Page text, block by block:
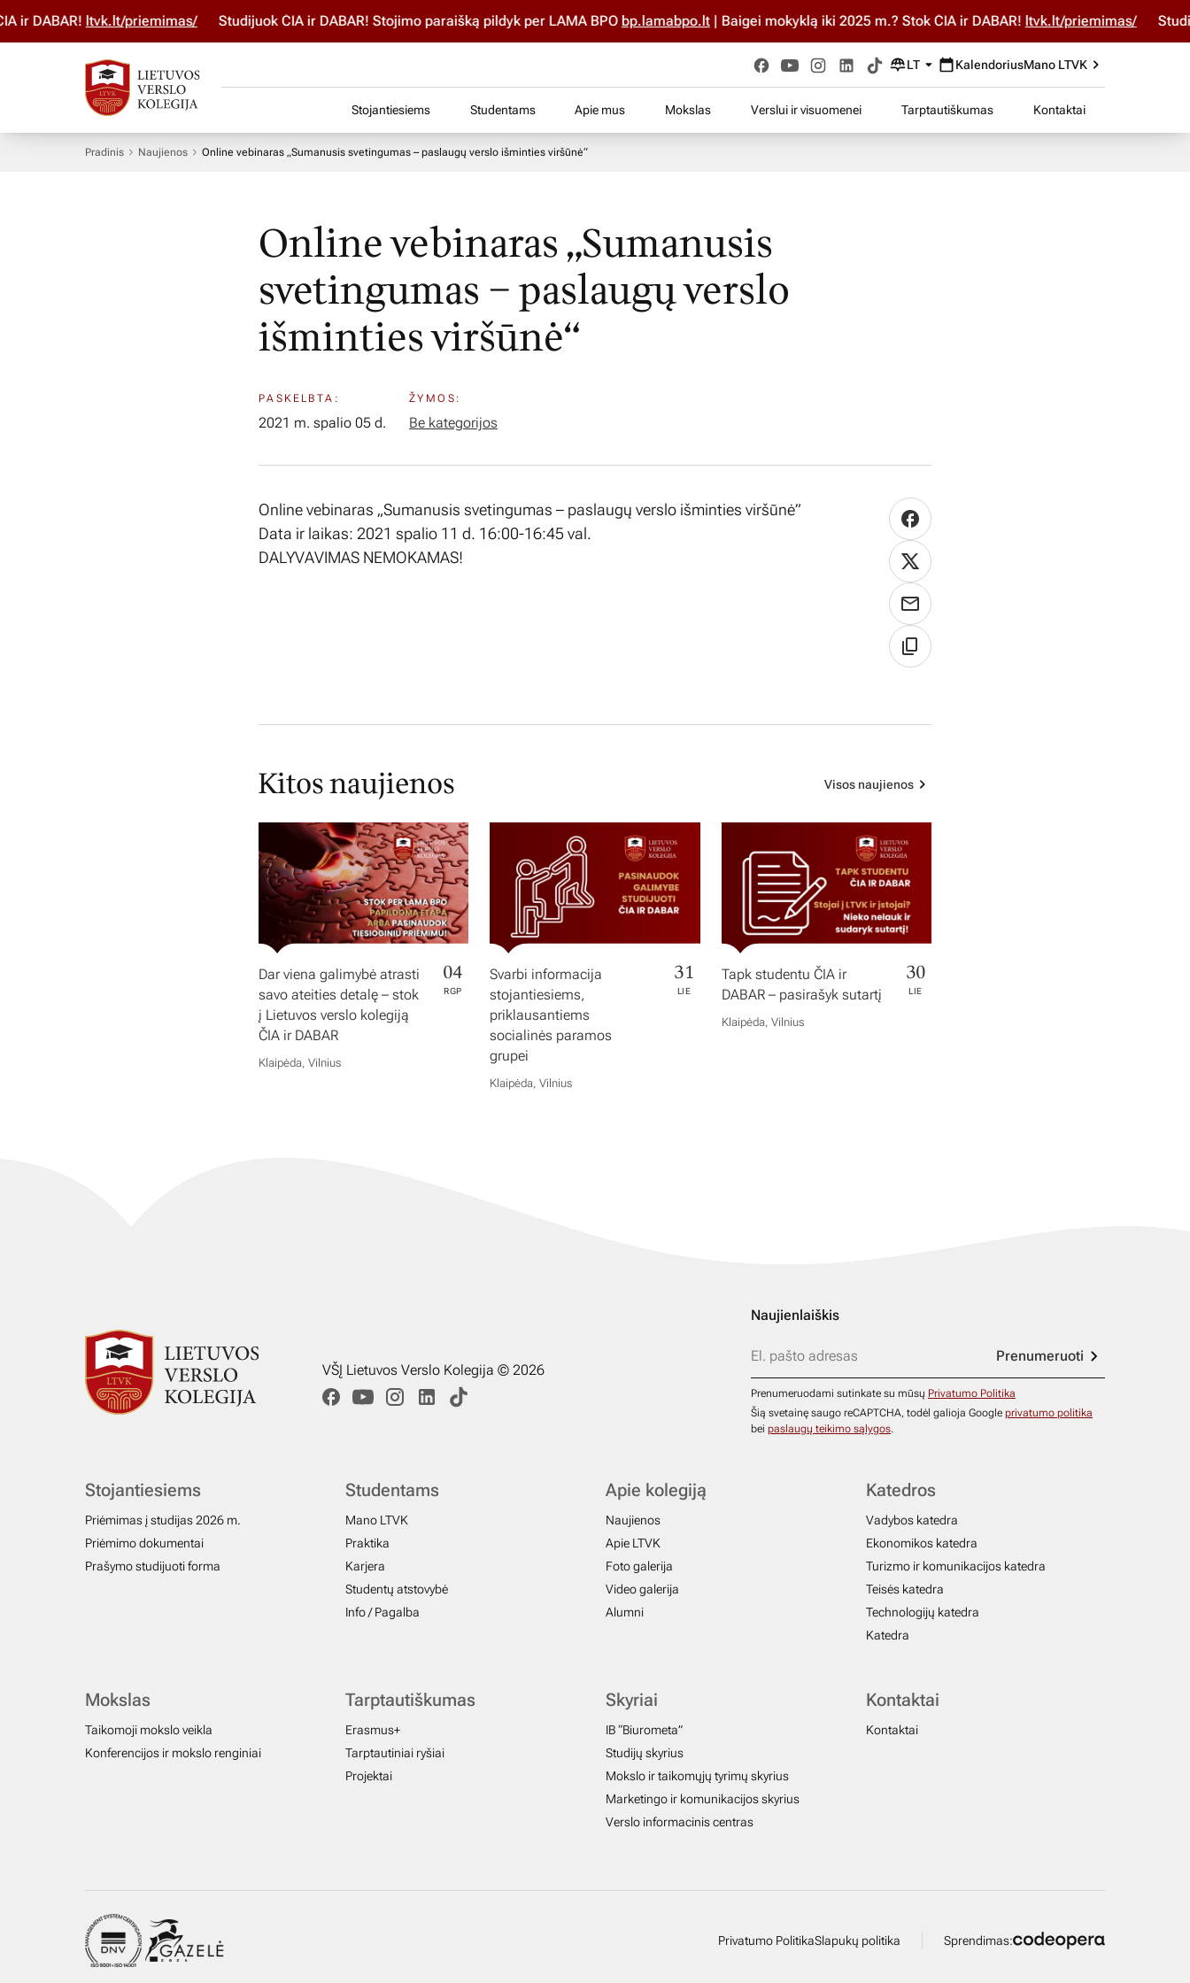
DABAR!ltvk.lt/priemimas/ Studijuok ČIA ir DABAR! Stojimo paraišką pildyk per LAMA BPObp.lamabpo.lt| Baigei mokyklą iki 2025 m.? Stok ČIA ir DABAR!ltvk.lt/priemimas/
LT KalendoriusMano LTVK
Stojantiesiems Studentams Apie mus Mokslas Verslui ir visuomenei Tarptautiškumas Kontaktai
Pradinis Naujienos Online vebinaras „Sumanusis svetingumas – paslaugų verslo išminties viršūnė“
Online vebinaras „Sumanusis
svetingumas – paslaugų verslo
išminties viršūnė“
PASKELBTA:
2021 m. spalio 05 d.
ŽYMOS:
Be kategorijos
Online vebinaras „Sumanusis svetingumas – paslaugų verslo išminties viršūnė”
Data ir laikas: 2021 spalio 11 d. 16:00-16:45 val.
DALYVAVIMAS NEMOKAMAS!
Kitos naujienos Visos naujienos
Dar viena galimybė atrasti
savo ateities detalę – stok
į Lietuvos verslo kolegiją
ČIA ir DABAR
04
RGP
Klaipėda, Vilnius
Svarbi informacija
stojantiesiems,
priklausantiems
socialinės paramos
grupei
31
LIE
Klaipėda, Vilnius
Tapk studentu ČIA ir
DABAR – pasirašyk sutartį
30
LIE
Klaipėda, Vilnius
VŠĮ Lietuvos Verslo Kolegija © 2026
Naujienlaiškis
Prenumeruoti
Prenumeruodami sutinkate su mūsų Privatumo Politika
Šią svetainę saugo reCAPTCHA, todėl galioja Google privatumo politika
bei paslaugų teikimo sąlygos.
Stojantiesiems
Priėmimas į studijas 2026 m.
Priėmimo dokumentai
Prašymo studijuoti forma
Studentams
Mano LTVK
Praktika
Karjera
Studentų atstovybė
Info / Pagalba
Apie kolegiją
Naujienos
Apie LTVK
Foto galerija
Video galerija
Alumni
Katedros
Vadybos katedra
Ekonomikos katedra
Turizmo ir komunikacijos katedra
Teisės katedra
Technologijų katedra
Katedra
Mokslas
Taikomoji mokslo veikla
Konferencijos ir mokslo renginiai
Tarptautiškumas
Erasmus+
Tarptautiniai ryšiai
Projektai
Skyriai
IB “Biurometa”
Studijų skyrius
Mokslo ir taikomųjų tyrimų skyrius
Marketingo ir komunikacijos skyrius
Verslo informacinis centras
Kontaktai
Kontaktai
Privatumo PolitikaSlapukų politika Sprendimas: